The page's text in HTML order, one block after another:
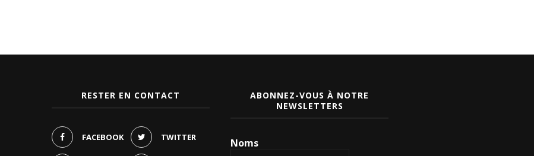
RESTER EN CONTACT
FACEBOOK TWITTER
ABONNEZ-VOUS À NOTRE
NEWSLETTERS
Noms